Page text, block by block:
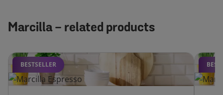
Marcilla - related products
BESTSELLER